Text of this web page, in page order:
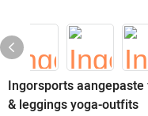
Ingorsports
& leggings yoga-outfits